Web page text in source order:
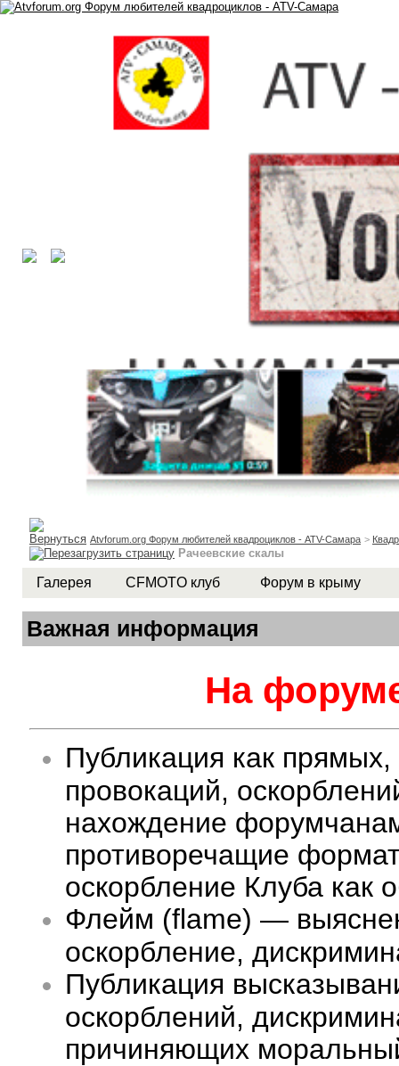
Atvforum.org Форум любителей квадроциклов - ATV-Самара >
Рачеевские скалы
Галерея CFMOTO клуб Форум в крыму
Важная информация
На
Публикация как
провокаций,
нахождение
противоречащие
оскорбление Клуба как
Флейм (flame) —
оскорбление,
Публикация
оскорблений,
причиняющих